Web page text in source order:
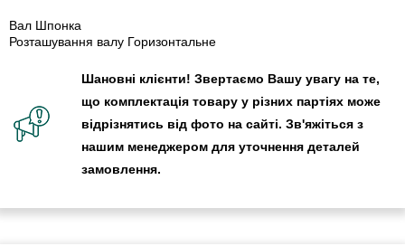
Вал Шпонка
Розташування валу Горизонтальне
Шановні клієнти! Звертаємо Вашу увагу на те,
що комплектація товару у різних партіях може
відрізнятись від фото на сайті. Зв'яжіться з
нашим менеджером для уточнення деталей
замовлення.